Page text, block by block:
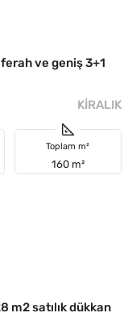
ve geniş 3+1
KIRALIK
Toplam m²
160 m²
m2 satılık dükkan